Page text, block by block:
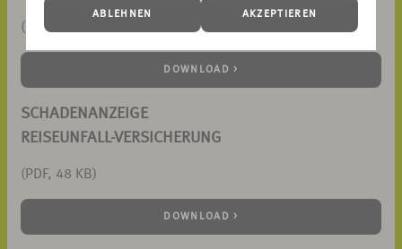
ABLEHNEN AKZEPTIEREN
(PDF, 73 KB)
DOWNLOAD >
SCHADENANZEIGE
REISEUNFALL-VERSICHERUNG
(PDF, 48 KB)
DOWNLOAD >